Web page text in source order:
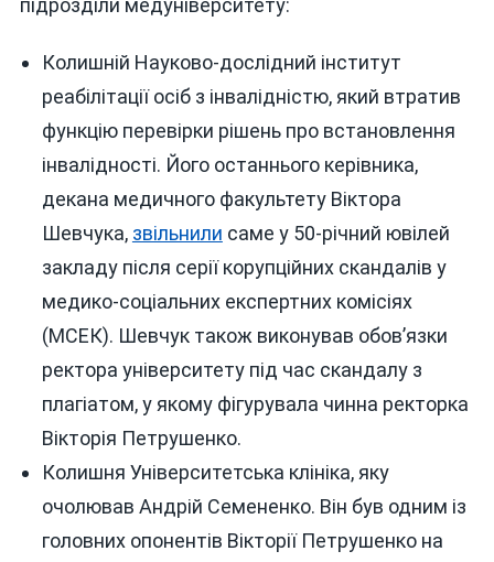
підрозділи медуніверситету:
Колишній Науково-дослідний інститут
реабілітації осіб з інвалідністю, який втратив
функцію перевірки рішень про встановлення
інвалідності. Його останнього керівника,
декана медичного факультету Віктора
Шевчука, звільнили саме у 50-річний ювілей
закладу після серії корупційних скандалів у
медико-соціальних експертних комісіях
(МСЕК). Шевчук також виконував обов’язки
ректора університету під час скандалу з
плагіатом, у якому фігурувала чинна ректорка
Вікторія Петрушенко.
Колишня Університетська клініка, яку
очолював Андрій Семененко. Він був одним із
головних опонентів Вікторії Петрушенко на